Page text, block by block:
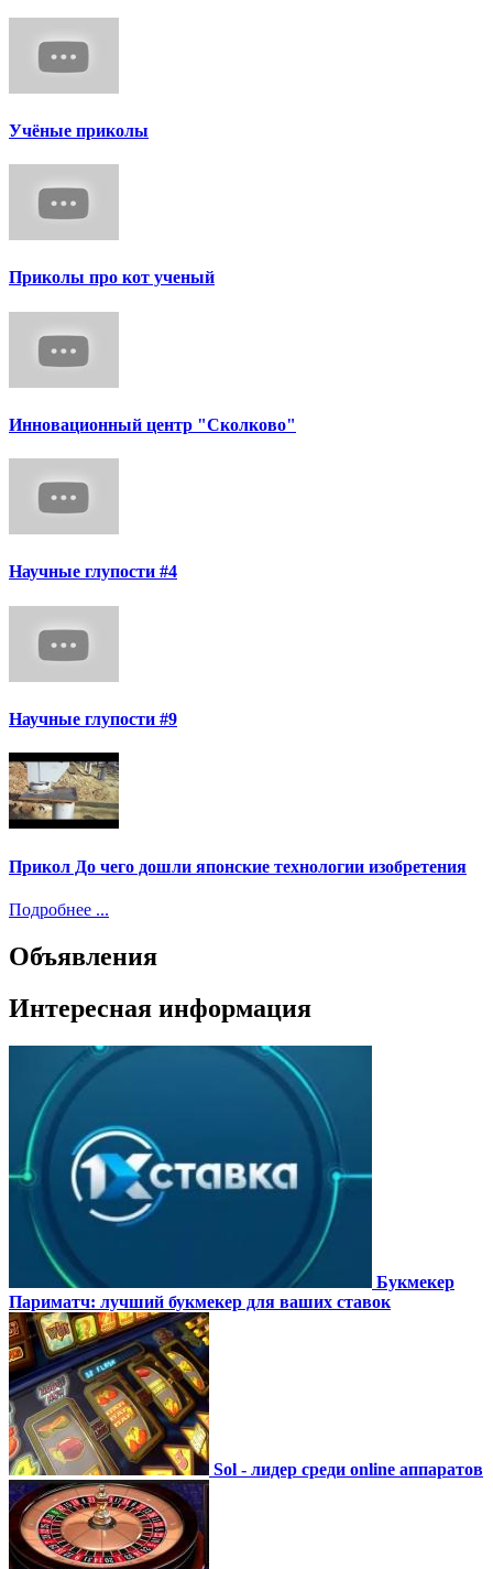
Учёные приколы
Приколы про кот ученый
Инновационный центр "Сколково"
Научные глупости #4
Научные глупости #9
Прикол До чего дошли японские технологии изобретения
Подробнее ...
Объявления
Интересная информация
Букмекер
Париматч: лучший букмекер для ваших ставок
Sol - лидер среди online аппаратов